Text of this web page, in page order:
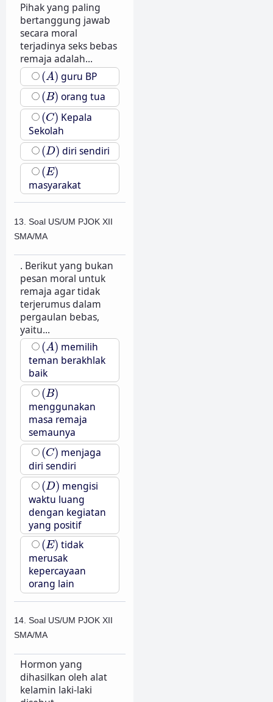
Pihak yang paling
bertanggung jawab
secara moral
terjadinya seks bebas
remaja adalah...
(A)
(A) guru BP
(B)
(B) orang tua
(C)
(C) Kepala
Sekolah
(D)
(D) diri sendiri
(E)
(E)
masyarakat
13. Soal US/UM PJOK XII
SMA/MA
. Berikut yang bukan
pesan moral untuk
remaja agar tidak
terjerumus dalam
pergaulan bebas,
yaitu...
(A)
(A) memilih
teman berakhlak
baik
(B)
(B)
menggunakan
masa remaja
semaunya
(C)
(C) menjaga
diri sendiri
(D)
(D) mengisi
waktu luang
dengan kegiatan
yang positif
(E)
(E) tidak
merusak
kepercayaan
orang lain
14. Soal US/UM PJOK XII
SMA/MA
Hormon yang
dihasilkan oleh alat
kelamin laki-laki